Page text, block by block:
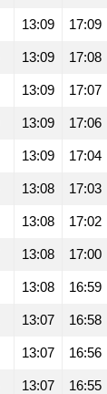
13:09 17:09
13:09 17:08
13:09 17:07
13:09 17:06
13:09 17:04
13:08 17:03
13:08 17:02
13:08 17:00
13:08 16:59
13:07 16:58
13:07 16:56
13:07 16:55